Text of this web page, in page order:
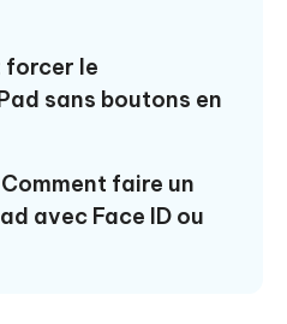
forcer le
sans boutons en
faire un
avec Face ID ou